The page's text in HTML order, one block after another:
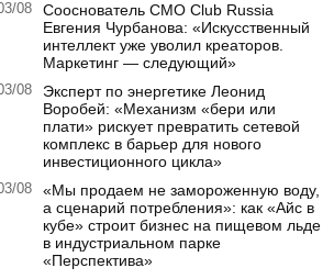
08
Сооснователь CMO Club Russia
Евгения Чурбанова: «Искусственный
интеллект уже уволил креаторов.
Маркетинг — следующий»
08
Эксперт по энергетике Леонид
Воробей: «Механизм «бери или
плати» рискует превратить сетевой
комплекс в барьер для нового
инвестиционного цикла»
08
«Мы продаем не замороженную воду,
а сценарий потребления»: как «Айс в
кубе» строит бизнес на пищевом льде
в индустриальном парке
«Перспектива»